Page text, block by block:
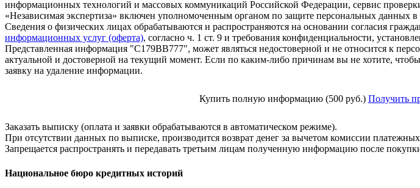
информационных технологий и массовых коммуникаций Российской Федерации, сервис
«Независимая экспертиза» включен уполномоченным органом по защите персональных данных в
Сведения о физических лицах обрабатываются и распространяются на основании согласия
информационных услуг (оферта), согласно ч. 1 ст. 9 и требования конфиденциальности,
Представленная информация "С179ВВ777", может являться недостоверной и не относится к
актуальной и достоверной на текущий момент. Если по каким-либо причинам вы не хотите,
заявку на удаление информации.
Купить полную информацию (500 руб.) Получить
Заказать выписку (оплата и заявки обрабатываются в автоматическом режиме).
При отсутствии данных по выписке, производится возврат денег за вычетом комиссии
Запрещается распространять и передавать третьим лицам полученную информацию после
Национальное бюро кредитных историй